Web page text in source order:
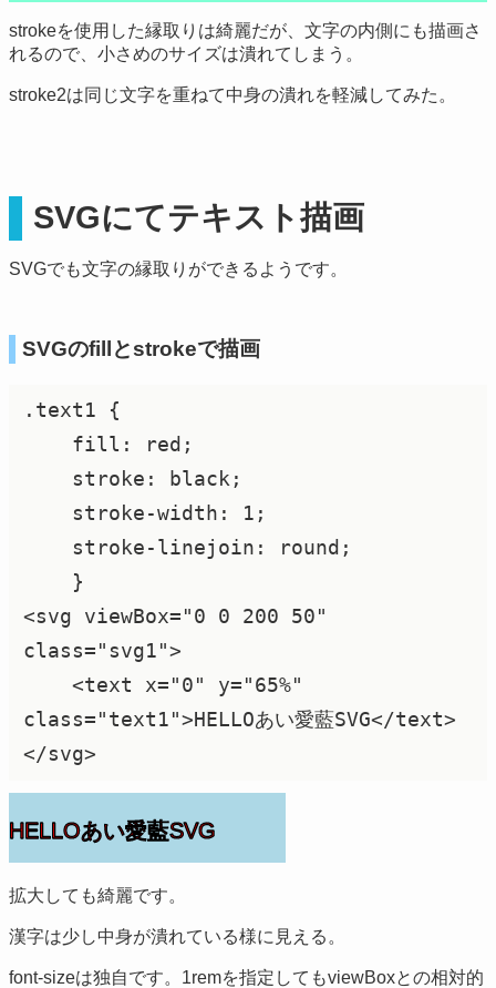
strokeを使用した縁取りは綺麗だが、文字の内側にも描画さ
れるので、小さめのサイズは潰れてしまう。
stroke2は同じ文字を重ねて中身の潰れを軽減してみた。
SVGにてテキスト描画
SVGでも文字の縁取りができるようです。
SVGのfillとstrokeで描画
.text1 {
<svg viewBox="0 0 200 50"
class="svg1">
class="text1">HELLOあい愛藍SVG</text>
</svg>
HELLOあい愛藍SVG
拡大しても綺麗です。
漢字は少し中身が潰れている様に見える。
font-sizeは独自です。1remを指定してもviewBoxとの相対的